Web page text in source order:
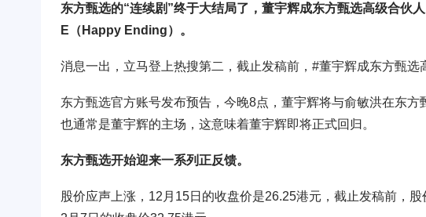
东方甄选的“连续剧”终于大结局了，董宇辉成东方甄选高级合伙
E（Happy Ending）。
消息一出，立马登上热搜第二，截止发稿前，#董宇辉成东方甄选
东方甄选官方账号发布预告，今晚8点，董宇辉将与俞敏洪在东
也通常是董宇辉的主场，这意味着董宇辉即将正式回归。
东方甄选开始迎来一系列正反馈。
股价应声上涨，12月15日的收盘价是26.25港元，截止发稿前，